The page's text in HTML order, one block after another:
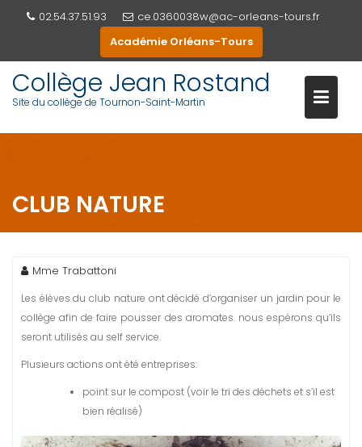
02.54.37.51.93
ce.0360038w@ac-orleans-tours.fr
Académie Orléans-Tours
Collège Jean Rostand
Site du collège de Tournon-Saint-Martin
CLUB NATURE
Mme Trabattoni
Les élèves du club nature ont décidé d’organiser un jardin pour le
collège afin de faire pousser des aromates. nous espérons qu’ils
seront utilisés au self service.
Plusieurs actions ont été entreprises:
point sur le compost (voir le tri des déchets et s’il est
bien réalisé)